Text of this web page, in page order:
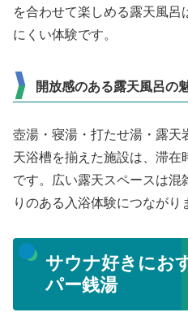
を合わせて楽しめる露天風
にくい体験です。
開放感のある露天風呂の
壺湯・寝湯・打たせ湯・露天
天浴槽を揃えた施設は、滞在
です。広い露天スペースは混
りのある入浴体験につながり
サウナ好きにお
パー銭湯